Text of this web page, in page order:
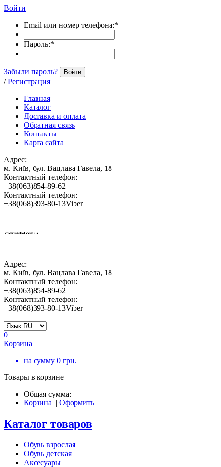
Войти
Email или номер телефона:*
Пароль:*
Забыли пароль? Войти
/ Регистрация
Главная
Каталог
Доставка и оплата
Обратная связь
Контакты
Карта сайта
Адрес:
м. Київ, бул. Вацлава Гавела, 18
Контактный телефон:
+38(063)854-89-62
Контактный телефон:
+38(068)393-80-13Viber
Адрес:
м. Київ, бул. Вацлава Гавела, 18
Контактный телефон:
+38(063)854-89-62
Контактный телефон:
+38(068)393-80-13Viber
0
Корзина
на сумму 0 грн.
Товары в корзине
Общая сумма:
Корзина | Оформить
Каталог товаров
Обувь взрослая
Обувь детская
Аксесуары